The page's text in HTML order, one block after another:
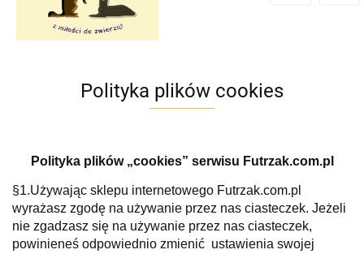
Polityka plików cookies
Polityka plików „cookies” serwisu Futrzak.com.pl
§1.Używając sklepu internetowego Futrzak.com.pl
wyrażasz zgodę na używanie przez nas ciasteczek. Jeżeli
nie zgadzasz się na używanie przez nas ciasteczek,
powinieneś odpowiednio zmienić ustawienia swojej